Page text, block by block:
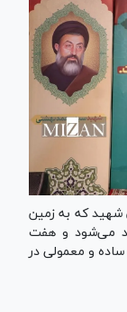
شهید که به زمین
می‌شود و هفت
و معمولی در